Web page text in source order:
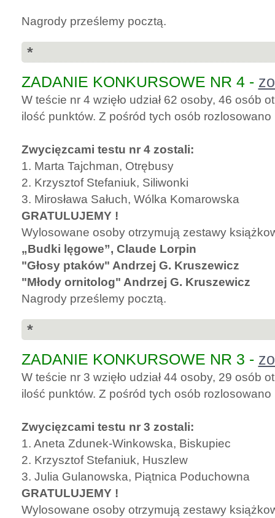
Nagrody prześlemy pocztą.
*
ZADANIE KONKURSOWE NR 4 -
W teście nr 4 wzięło udział 62 osoby, 46 osób
ilość punktów. Z pośród tych osób rozlosowano
Zwycięzcami testu nr 4 zostali:
1. Marta Tajchman, Otrębusy
2. Krzysztof Stefaniuk, Siliwonki
3. Mirosława Sałuch, Wólka Komarowska
GRATULUJEMY !
Wylosowane osoby otrzymują zestawy
„Budki lęgowe”, Claude Lorpin
"Głosy ptaków" Andrzej G. Kruszewicz
"Młody ornitolog" Andrzej G. Kruszewicz
Nagrody prześlemy pocztą.
*
ZADANIE KONKURSOWE NR 3 -
W teście nr 3 wzięło udział 44 osoby, 29 osób
ilość punktów. Z pośród tych osób rozlosowano
Zwycięzcami testu nr 3 zostali:
1. Aneta Zdunek-Winkowska, Biskupiec
2. Krzysztof Stefaniuk, Huszlew
3. Julia Gulanowska, Piątnica Poduchowna
GRATULUJEMY !
Wylosowane osoby otrzymują zestawy